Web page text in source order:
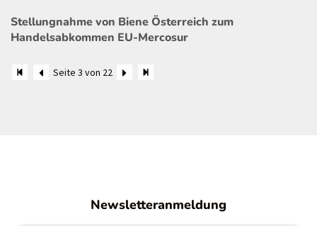
Stellungnahme von Biene Österreich zum
Handelsabkommen EU-Mercosur
Seite 3 von 22
Newsletteranmeldung